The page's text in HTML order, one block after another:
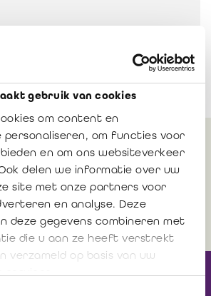
gebruik van cookies
om content en
om functies voor
en om ons websiteverkeer
delen we informatie over uw
site met onze partners voor
en analyse. Deze
deze gegevens combineren met
die u aan ze heeft verstrekt
verzameld op basis van uw
vous
notre